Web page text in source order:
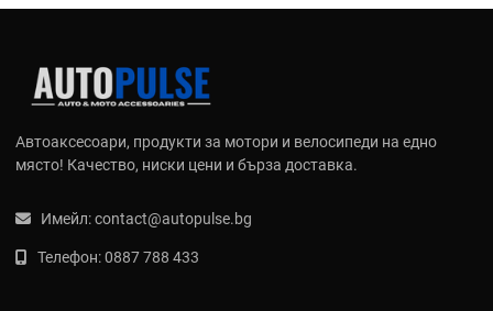
Автоаксесоари, продукти за мотори и велосипеди на едно
място! Качество, ниски цени и бърза доставка.
Имейл:contact@autopulse.bg
Телефон:0887 788 433